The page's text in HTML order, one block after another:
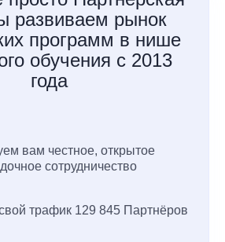
развиваем рынок
программ в нише
обучения с 2013
года
вам честное, открытое
сотрудничество
трафик 129 845 Партнёров